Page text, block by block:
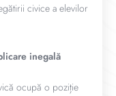
civice a elevilor
inegală
ocupă o poziție